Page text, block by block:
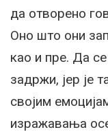
да отворено
Оно што они
као и пре. Да
задржи, јер је
својим
изражавања